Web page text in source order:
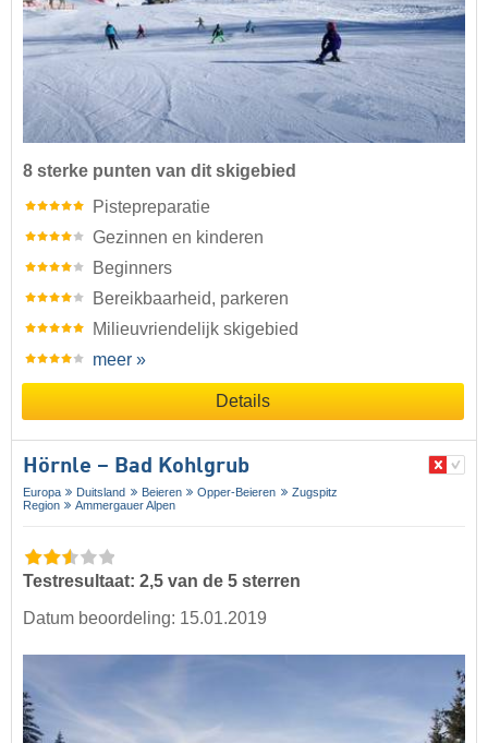
8 sterke punten van dit skigebied
Pistepreparatie
Gezinnen en kinderen
Beginners
Bereikbaarheid, parkeren
Milieuvriendelijk skigebied
meer »
Details
Hörnle – Bad Kohlgrub
Europa Duitsland Beieren Opper-Beieren
Zugspitz
Region
Ammergauer Alpen
Testresultaat: 2,5 van de 5 sterren
Datum beoordeling: 15.01.2019